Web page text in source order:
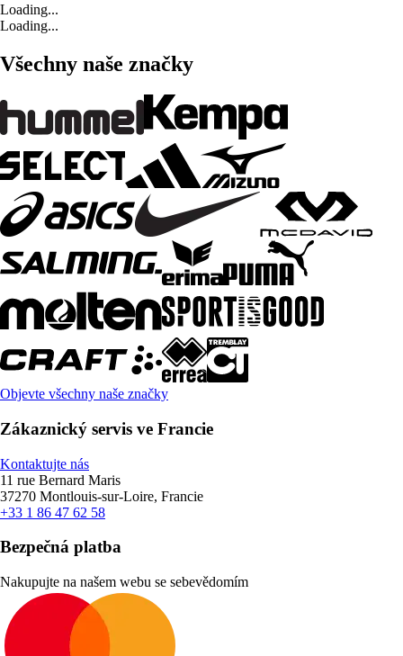
Loading...
Loading...
Všechny naše značky
Objevte všechny naše značky
Zákaznický servis ve Francie
Kontaktujte nás
11 rue Bernard Maris
37270 Montlouis-sur-Loire, Francie
+33 1 86 47 62 58
Bezpečná platba
Nakupujte na našem webu se sebevědomím